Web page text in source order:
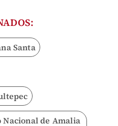
Santa
de Amalia